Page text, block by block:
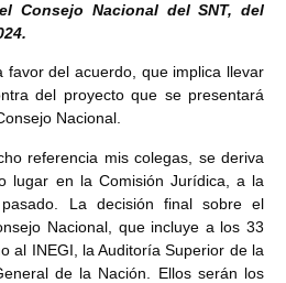
Consejo Nacional del SNT, del
favor del acuerdo, que implica llevar
del proyecto que se presentará
Nacional.
referencia mis colegas, se deriva
lugar en la Comisión Jurídica, a la
La decisión final sobre el
Nacional, que incluye a los 33
al INEGI, la Auditoría Superior de la
de la Nación. Ellos serán los